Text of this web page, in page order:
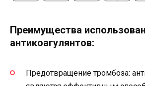
Преимущества
антикоагулянтов:
Предотвращение тромбоза: